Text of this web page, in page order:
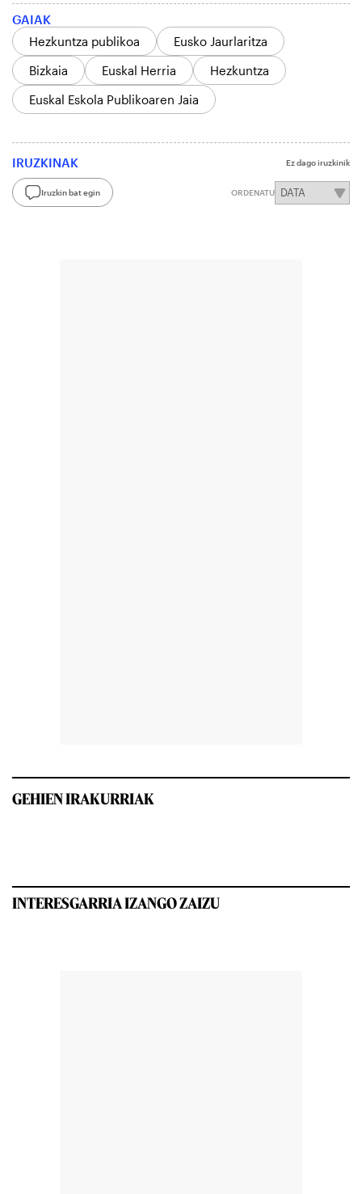
GAIAK
Hezkuntza publikoa
Eusko Jaurlaritza
Bizkaia
Euskal Herria
Hezkuntza
Euskal Eskola Publikoaren Jaia
IRUZKINAK Ez dago iruzkinik
Iruzkin bat egin ORDENATU
GEHIEN IRAKURRIAK
INTERESGARRIA IZANGO ZAIZU